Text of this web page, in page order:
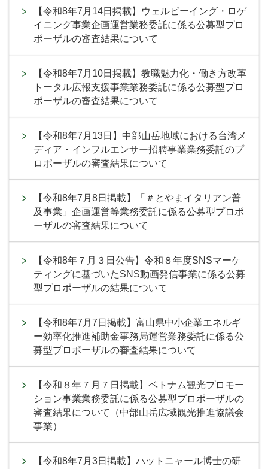
【令和8年7月14日掲載】ウェルビーイング・ロゲ
イニング事業企画運営業務委託に係る公募型プロ
ポーザルの審査結果について
【令和8年7月10日掲載】教職魅力化・働き方改革
トータル広報支援事業業務委託に係る公募型プロ
ポーザルの審査結果について
【令和8年7月13日】中部山岳地域における台湾メ
ディア・インフルエンサー招聘事業業務委託のプ
ロポーザルの審査結果について
【令和8年7月8日掲載】「＃とやまイタリアン普
及事業」企画運営等業務委託に係る公募型プロポ
ーザルの審査結果について
【令和8年７月３日公告】令和８年度SNSマーケ
ティングに基づいたSNS動画発信事業に係る公募
型プロポーザルの結果について
【令和8年7月7日掲載】富山県中小企業エネルギ
ー効率化推進補助金事務局運営業務委託に係る公
募型プロポーザルの審査結果について
【令和８年７月７日掲載】ベトナム観光プロモー
ション事業業務委託に係る公募型プロポーザルの
審査結果について（中部山岳広域観光推進協議会
事業）
【令和8年7月3日掲載】ハットニャール博士の研